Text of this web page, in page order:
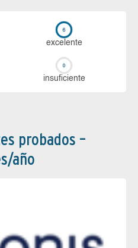
ex­ce­len­te
in­su­fi­cien­te
probados –
año